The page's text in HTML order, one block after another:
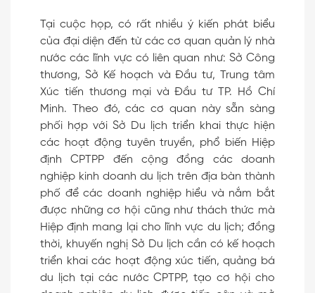
Tại cuộc họp, có rất nhiều ý kiến phát biểu
của đại diện đến từ các cơ quan quản lý nhà
nước các lĩnh vực có liên quan như: Sở Công
thương, Sở Kế hoạch và Đầu tư, Trung tâm
Xúc tiến thương mại và Đầu tư TP. Hồ Chí
Minh. Theo đó, các cơ quan này sẵn sàng
phối hợp với Sở Du lịch triển khai thực hiện
các hoạt động tuyên truyền, phổ biến Hiệp
định CPTPP đến cộng đồng các doanh
nghiệp kinh doanh du lịch trên địa bàn thành
phố để các doanh nghiệp hiểu và nắm bắt
được những cơ hội cũng như thách thức mà
Hiệp định mang lại cho lĩnh vực du lịch; đồng
thời, khuyến nghị Sở Du lịch cần có kế hoạch
triển khai các hoạt động xúc tiến, quảng bá
du lịch tại các nước CPTPP, tạo cơ hội cho